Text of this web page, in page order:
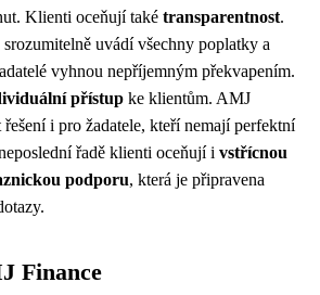
Klienti oceňují také transparentnost.
uvádí všechny poplatky a
vyhnou nepříjemným překvapením.
přístup ke klientům. AMJ
řešení i pro žadatele, kteří nemají perfektní
řadě klienti oceňují i vstřícnou
podporu, která je připravena
Finance